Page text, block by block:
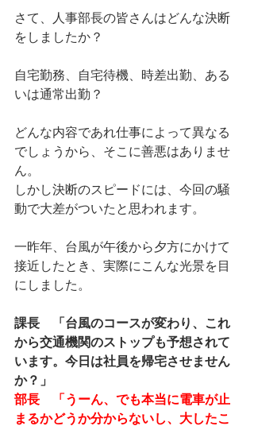
さて、人事部長の皆さんはどんな決断
をしましたか？
自宅勤務、自宅待機、時差出勤、ある
いは通常出勤？
どんな内容であれ仕事によって異なる
でしょうから、そこに善悪はありませ
ん。
しかし決断のスピードには、今回の騒
動で大差がついたと思われます。
一昨年、台風が午後から夕方にかけて
接近したとき、実際にこんな光景を目
にしました。
課長　「台風のコースが変わり、これ
から交通機関のストップも予想されて
います。今日は社員を帰宅させません
か？」
部長　「うーん、でも本当に電車が止
まるかどうか分からないし、大したこ